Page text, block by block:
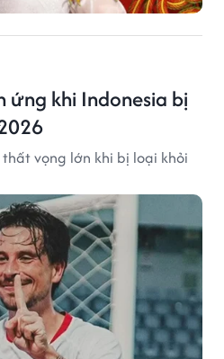
ứng khi Indonesia bị
vọng lớn khi bị loại khỏi